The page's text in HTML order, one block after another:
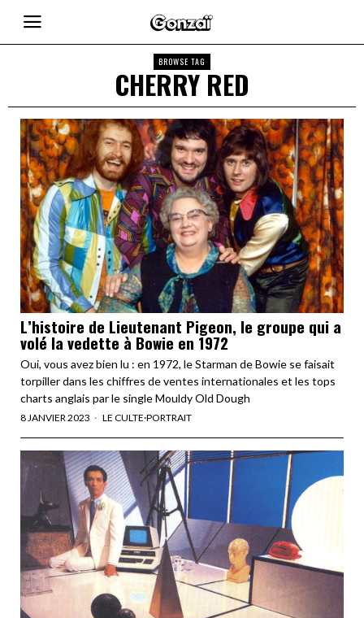
BROWSE TAG
CHERRY RED
L’histoire de Lieutenant Pigeon, le groupe qui a
volé la vedette à Bowie en 1972
Oui, vous avez bien lu : en 1972, le Starman de Bowie se faisait
torpiller dans les chiffres de ventes internationales et les tops
charts anglais par le single Mouldy Old Dough
8 JANVIER 2023 LE CULTE·PORTRAIT